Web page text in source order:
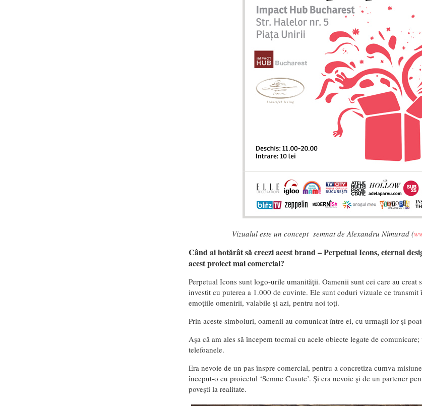
Vizualul este un concept semnat de Alexandru Nimurad (
Când ai hotărât să creezi acest brand – Perpetual Icons, eternal
acest proiect mai comercial?
Perpetual Icons sunt logo-urile umanităţii. Oamenii sunt cei care au
investit cu puterea a 1.000 de cuvinte. Ele sunt coduri vizuale ce transmit
emoţiile omenirii, valabile şi azi, pentru noi toţi.
Prin aceste simboluri, oamenii au comunicat între ei, cu urmaşii lor şi
Aşa că am ales să începem tocmai cu acele obiecte legate de
telefoanele.
Era nevoie de un pas înspre comercial, pentru a concretiza cumva
început-o cu proiectul ‘Semne Cusute’. Şi era nevoie şi de un partener
poveşti la realitate.